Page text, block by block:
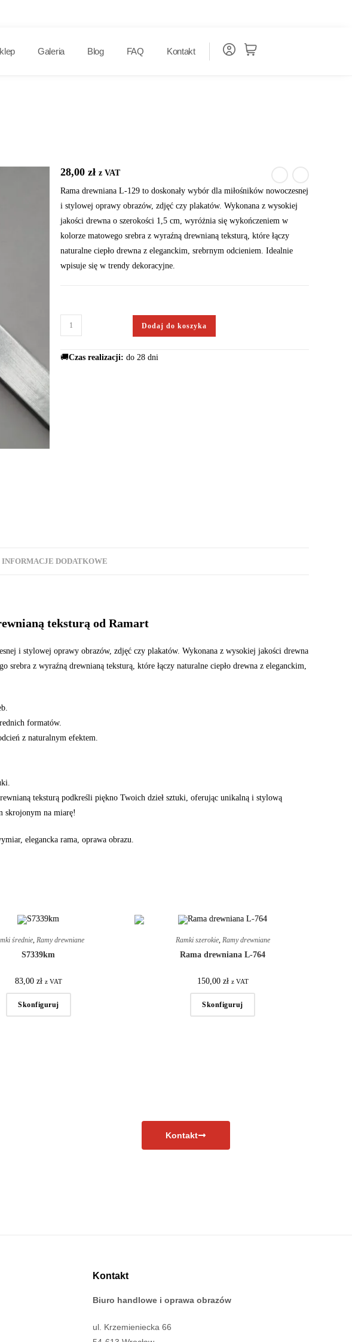
Galeria Blog FAQ Kontakt
28,00 zł z VAT
Rama drewniana L-129 to doskonały wybór dla miłośników nowoczesnej
i stylowej oprawy obrazów, zdjęć czy plakatów. Wykonana z wysokiej
jakości drewna o szerokości 1,5 cm, wyróżnia się wykończeniem w
kolorze matowego srebra z wyraźną drewnianą teksturą, które łączy
naturalne ciepło drewna z eleganckim, srebrnym odcieniem. Idealnie
wpisuje się w trendy dekoracyjne.
Dodaj do koszyka
🚚Czas realizacji: do 28 dni
INFORMACJE DODATKOWE
teksturą od Ramart
i stylowej oprawy obrazów, zdjęć czy plakatów. Wykonana z wysokiej jakości drewna
z wyraźną drewnianą teksturą, które łączy naturalne ciepło drewna z eleganckim,
formatów.
z naturalnym efektem.
teksturą podkreśli piękno Twoich dzieł sztuki, oferując unikalną i stylową
skrojonym na miarę!
elegancka rama, oprawa obrazu.
średnie Ramy drewniane
S7339km
83,00 zł z VAT
Skonfiguruj
Ramki szerokie, Ramy drewniane
Rama drewniana L-764
150,00 zł z VAT
Skonfiguruj
Kontakt
Kontakt
Biuro handlowe i oprawa obrazów
ul. Krzemieniecka 66